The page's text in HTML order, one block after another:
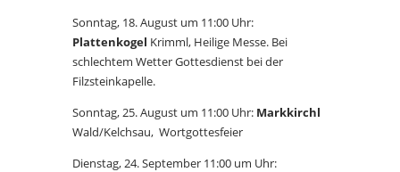
Sonntag, 18. August um 11:00 Uhr:
Plattenkogel Krimml, Heilige Messe. Bei
schlechtem Wetter Gottesdienst bei der
Filzsteinkapelle.
Sonntag, 25. August um 11:00 Uhr: Markkirchl
Wald/Kelchsau, Wortgottesfeier
Dienstag, 24. September 11:00 um Uhr: